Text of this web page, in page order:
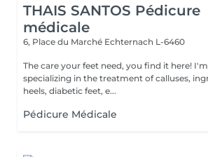
THAIS SANTOS Pédicure
médicale
6, Place du Marché Echternach L-6460
The care your feet need, you find it here! I'm a pedicure doctor
specializing in the treatment of calluses,
heels, diabetic feet, e...
Pédicure Médicale